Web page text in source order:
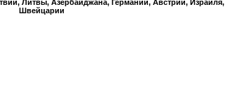
Литвы, Азербайджана, Германии, Австрии, Израиля,
Швейцарии